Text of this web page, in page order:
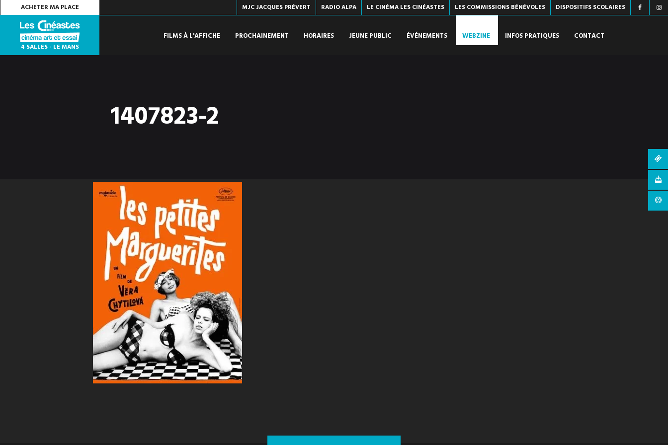
ACHETER MA PLACE MJC JACQUES PRÉVERT RADIO ALPA LE CINÉMA LES CINÉASTES LES COMMISSIONS BÉNÉVOLES DISPOSITIFS SCOLAIRES
4 SALLES - LE MANS
FILMS À L'AFFICHE PROCHAINEMENT HORAIRES JEUNE PUBLIC ÉVÉNEMENTS WEBZINE INFOS PRATIQUES CONTACT
1407823-2